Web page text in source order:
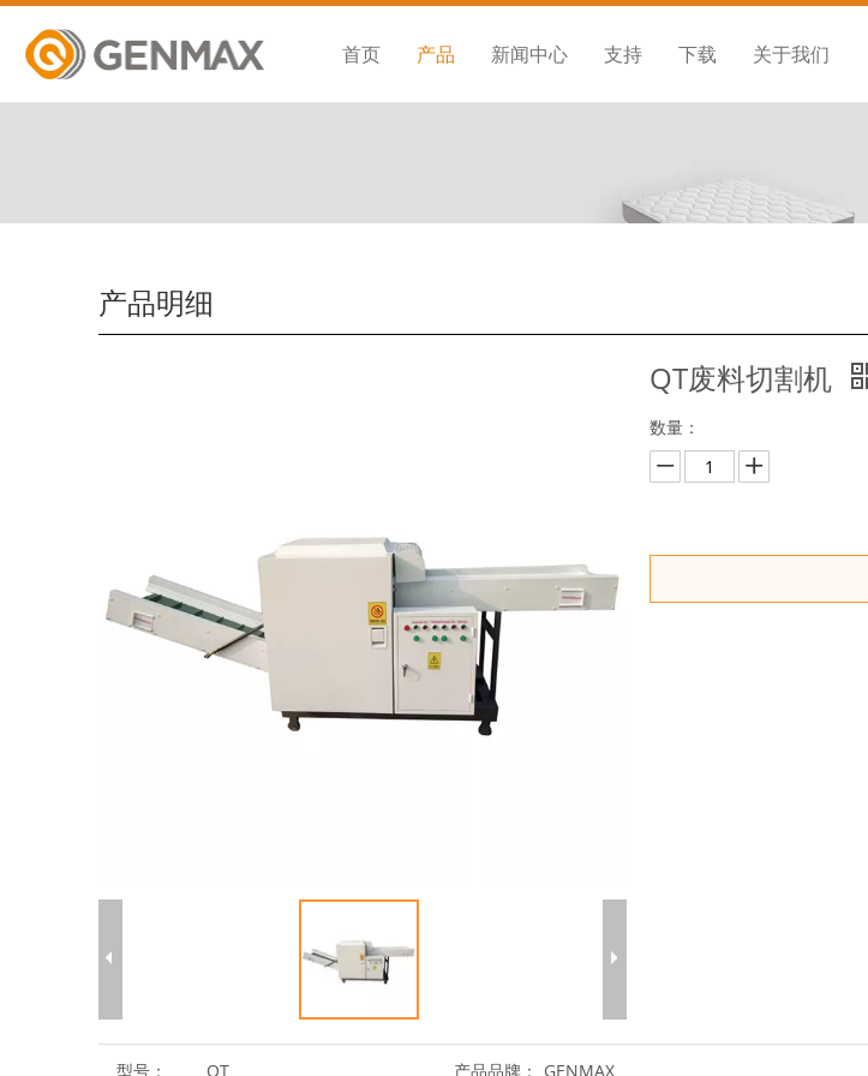
首页 产品 新闻中心 支持 下载 关于我们
产品明细
QT废料切割机
数量：
型号： QT 产品品牌： GENMAX